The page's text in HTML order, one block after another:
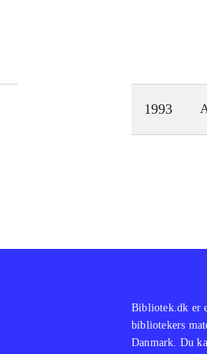
1993
Bibliotek.dk er
bibliotekers
Danmark. Du